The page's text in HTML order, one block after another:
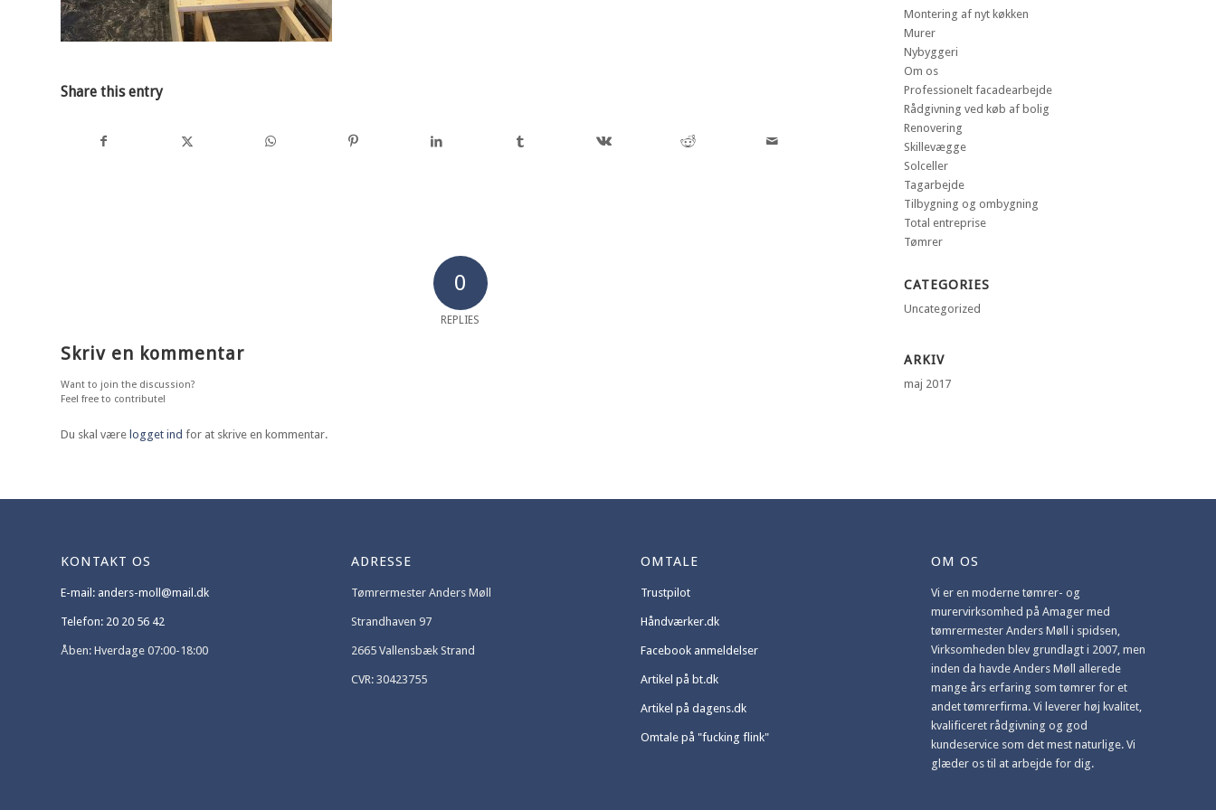
Share this entry
0
REPLIES
Skriv en kommentar
Want to join the discussion?
Feel free to contribute!
Du skal være logget ind for at skrive en kommentar.
Montering af nyt køkken
Murer
Nybyggeri
Om os
Professionelt facadearbejde
Rådgivning ved køb af bolig
Renovering
Skillevægge
Solceller
Tagarbejde
Tilbygning og ombygning
Total entreprise
Tømrer
CATEGORIES
Uncategorized
ARKIV
maj 2017
KONTAKT OS
E-mail: anders-moll@mail.dk
Telefon: 20 20 56 42
Åben: Hverdage 07:00-18:00
ADRESSE
Tømrermester Anders Møll
Strandhaven 97
2665 Vallensbæk Strand
CVR: 30423755
OMTALE
Trustpilot
Håndværker.dk
Facebook anmeldelser
Artikel på bt.dk
Artikel på dagens.dk
Omtale på "fucking flink"
OM OS
Vi er en moderne tømrer- og
murervirksomhed på Amager med
tømrermester Anders Møll i spidsen,
Virksomheden blev grundlagt i 2007, men
inden da havde Anders Møll allerede
mange års erfaring som tømrer for et
andet tømrerfirma. Vi leverer høj kvalitet,
kvalificeret rådgivning og god
kundeservice som det mest naturlige. Vi
glæder os til at arbejde for dig.